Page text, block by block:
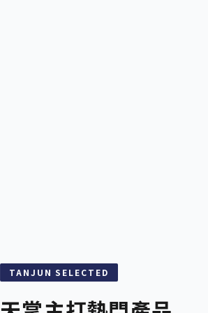
TANJUN SELECTED